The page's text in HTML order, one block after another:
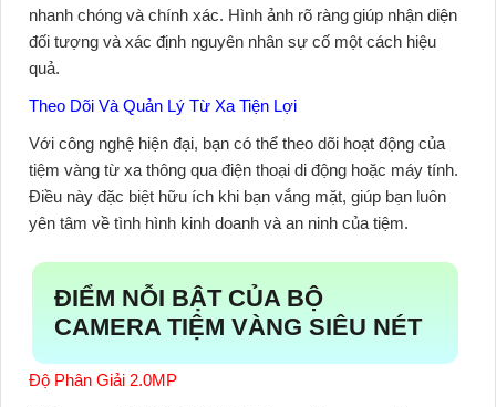
nhanh chóng và chính xác. Hình ảnh rõ ràng giúp nhận diện
đối tượng và xác định nguyên nhân sự cố một cách hiệu
quả.
Theo Dõi Và Quản Lý Từ Xa Tiện Lợi
Với công nghệ hiện đại, bạn có thể theo dõi hoạt động của
tiệm vàng từ xa thông qua điện thoại di động hoặc máy tính.
Điều này đặc biệt hữu ích khi bạn vắng mặt, giúp bạn luôn
yên tâm về tình hình kinh doanh và an ninh của tiệm.
ĐIỂM NỖI BẬT CỦA BỘ
CAMERA TIỆM VÀNG SIÊU NÉT
Độ Phân Giải 2.0MP